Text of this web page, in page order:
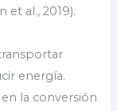
et al., 2019).
energía.
la conversión